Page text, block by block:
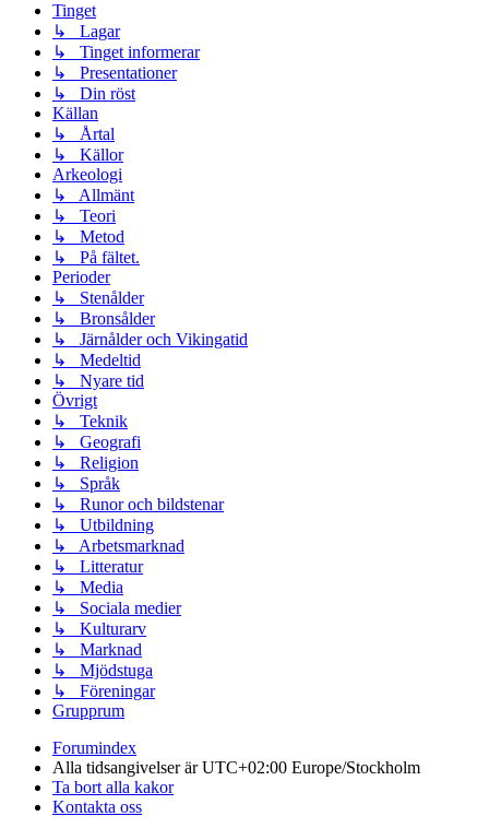
Tinget
↳ Lagar
↳ Tinget informerar
↳ Presentationer
↳ Din röst
Källan
↳ Årtal
↳ Källor
Arkeologi
↳ Allmänt
↳ Teori
↳ Metod
↳ På fältet.
Perioder
↳ Stenålder
↳ Bronsålder
↳ Järnålder och Vikingatid
↳ Medeltid
↳ Nyare tid
Övrigt
↳ Teknik
↳ Geografi
↳ Religion
↳ Språk
↳ Runor och bildstenar
↳ Utbildning
↳ Arbetsmarknad
↳ Litteratur
↳ Media
↳ Sociala medier
↳ Kulturarv
↳ Marknad
↳ Mjödstuga
↳ Föreningar
Grupprum
Forumindex
Alla tidsangivelser är UTC+02:00 Europe/Stockholm
Ta bort alla kakor
Kontakta oss